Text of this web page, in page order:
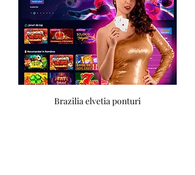
Brazilia elvetia ponturi